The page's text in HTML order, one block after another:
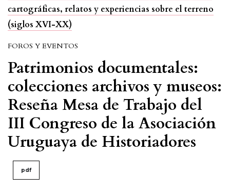
cartográficas, relatos y experiencias sobre el terreno
(siglos XVI-XX)
FOROS Y EVENTOS
Patrimonios documentales:
colecciones archivos y museos:
Reseña Mesa de Trabajo del
III Congreso de la Asociación
Uruguaya de Historiadores
pdf